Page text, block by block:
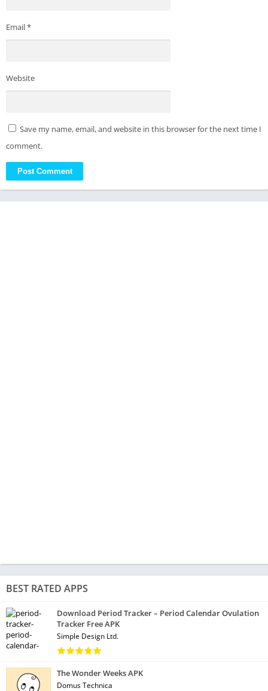
Email*
Website
Save my name, email, and website in this browser for the next time I
comment.
BEST RATED APPS
Download Period Tracker – Period Calendar Ovulation
Tracker Free APK
Simple Design Ltd.
The Wonder Weeks APK
Domus Technica